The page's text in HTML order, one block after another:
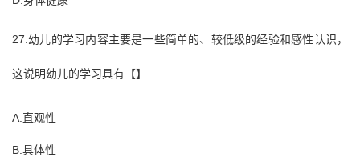
27.幼儿的学习内容主要是一些简单的、较低级的经验和感性认识，
这说明幼儿的学习具有【】
A.直观性
B.具体性